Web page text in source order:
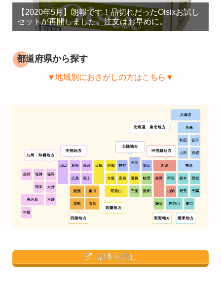
【2020年5月】朗報です！品切れだったOisixお試し
セットが再開しました。注文はお早めに。
都道府県から探す
▼地域別におさがしの方はこちら▼
記事を読む